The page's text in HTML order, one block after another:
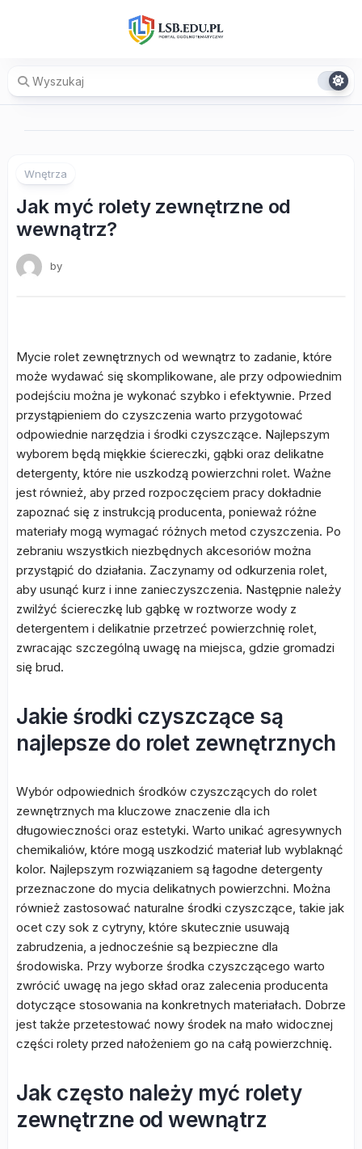
Wnętrza
Jak myć rolety zewnętrzne od
wewnątrz?
by
Mycie rolet zewnętrznych od wewnątrz to zadanie, które
może wydawać się skomplikowane, ale przy odpowiednim
podejściu można je wykonać szybko i efektywnie. Przed
przystąpieniem do czyszczenia warto przygotować
odpowiednie narzędzia i środki czyszczące. Najlepszym
wyborem będą miękkie ściereczki, gąbki oraz delikatne
detergenty, które nie uszkodzą powierzchni rolet. Ważne
jest również, aby przed rozpoczęciem pracy dokładnie
zapoznać się z instrukcją producenta, ponieważ różne
materiały mogą wymagać różnych metod czyszczenia. Po
zebraniu wszystkich niezbędnych akcesoriów można
przystąpić do działania. Zaczynamy od odkurzenia rolet,
aby usunąć kurz i inne zanieczyszczenia. Następnie należy
zwilżyć ściereczkę lub gąbkę w roztworze wody z
detergentem i delikatnie przetrzeć powierzchnię rolet,
zwracając szczególną uwagę na miejsca, gdzie gromadzi
się brud.
Jakie środki czyszczące są
najlepsze do rolet zewnętrznych
Wybór odpowiednich środków czyszczących do rolet
zewnętrznych ma kluczowe znaczenie dla ich
długowieczności oraz estetyki. Warto unikać agresywnych
chemikaliów, które mogą uszkodzić materiał lub wyblaknąć
kolor. Najlepszym rozwiązaniem są łagodne detergenty
przeznaczone do mycia delikatnych powierzchni. Można
również zastosować naturalne środki czyszczące, takie jak
ocet czy sok z cytryny, które skutecznie usuwają
zabrudzenia, a jednocześnie są bezpieczne dla
środowiska. Przy wyborze środka czyszczącego warto
zwrócić uwagę na jego skład oraz zalecenia producenta
dotyczące stosowania na konkretnych materiałach. Dobrze
jest także przetestować nowy środek na mało widocznej
części rolety przed nałożeniem go na całą powierzchnię.
Jak często należy myć rolety
zewnętrzne od wewnątrz